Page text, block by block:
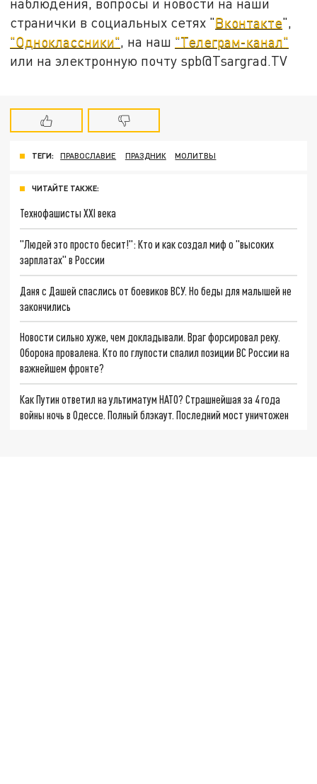
странички в социальных сетях "Вконтакте",
"Одноклассники", на наш "Телеграм-канал"
или на электронную почту spb@Tsargrad.TV
ТЕГИ: ПРАВОСЛАВИЕ ПРАЗДНИК МОЛИТВЫ
ЧИТАЙТЕ ТАКЖЕ:
Технофашисты XXI века
"Людей это просто бесит!": Кто и как создал миф о "высоких
зарплатах" в России
Даня с Дашей спаслись от боевиков ВСУ. Но беды для малышей не
закончились
Новости сильно хуже, чем докладывали. Враг форсировал реку.
Оборона провалена. Кто по глупости спалил позиции ВС России на
важнейшем фронте?
Как Путин ответил на ультиматум НАТО? Страшнейшая за 4 года
войны ночь в Одессе. Полный блэкаут. Последний мост уничтожен